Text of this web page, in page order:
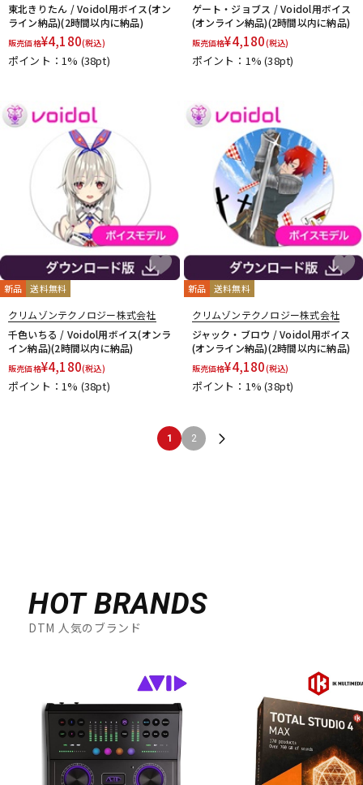
東北きりたん / Voidol用ボイス(オン
ライン納品)(2時間以内に納品)
販売価格¥4,180(税込)
ポイント：1% (38pt)
ゲート・ジョブス / Voidol用ボイス
(オンライン納品)(2時間以内に納品)
販売価格¥4,180(税込)
ポイント：1%(38pt)
新品 送料無料
クリムゾンテクノロジー株式会社
千色いちる / Voidol用ボイス(オンラ
イン納品)(2時間以内に納品)
販売価格¥4,180(税込)
ポイント：1% (38pt)
新品 送料無料
クリムゾンテクノロジー株式会社
ジャック・ブロウ / Voidol用ボイス
(オンライン納品)(2時間以内に納品)
販売価格¥4,180(税込)
ポイント：1%(38pt)
1 2
HOT BRANDS
DTM 人気のブランド